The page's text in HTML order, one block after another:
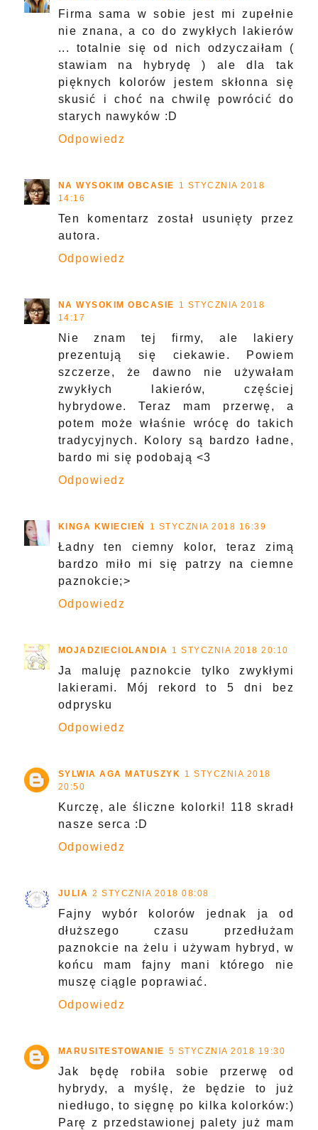
Firma sama w sobie jest mi zupełnie
nie znana, a co do zwykłych lakierów
... totalnie się od nich odzyczaiłam (
stawiam na hybrydę ) ale dla tak
pięknych kolorów jestem skłonna się
skusić i choć na chwilę powrócić do
starych nawyków :D
Odpowiedz
NA WYSOKIM OBCASIE
1 STYCZNIA 2018
14:16
Ten komentarz został usunięty przez
autora.
Odpowiedz
NA WYSOKIM OBCASIE
1 STYCZNIA 2018
14:17
Nie znam tej firmy, ale lakiery
prezentują się ciekawie. Powiem
szczerze, że dawno nie używałam
zwykłych lakierów, częściej
hybrydowe. Teraz mam przerwę, a
potem może właśnie wrócę do takich
tradycyjnych. Kolory są bardzo ładne,
bardo mi się podobają <3
Odpowiedz
KINGA KWIECIEŃ 1 STYCZNIA 2018 16:39
Ładny ten ciemny kolor, teraz zimą
bardzo miło mi się patrzy na ciemne
paznokcie;>
Odpowiedz
MOJADZIECIOLANDIA 1 STYCZNIA 2018 20:10
Ja maluję paznokcie tylko zwykłymi
lakierami. Mój rekord to 5 dni bez
odprysku
Odpowiedz
SYLWIA AGA MATUSZYK 1 STYCZNIA 2018
20:50
Kurczę, ale śliczne kolorki! 118 skradł
nasze serca :D
Odpowiedz
JULIA 2 STYCZNIA 2018 08:08
Fajny wybór kolorów jednak ja od
dłuższego czasu przedłużam
paznokcie na żelu i używam hybryd, w
końcu mam fajny mani którego nie
muszę ciągle poprawiać.
Odpowiedz
MARUSITESTOWANIE 5 STYCZNIA 2018 19:30
Jak będę robiła sobie przerwę od
hybrydy, a myślę, że będzie to już
niedługo, to sięgnę po kilka kolorków:)
Parę z przedstawionej palety już mam